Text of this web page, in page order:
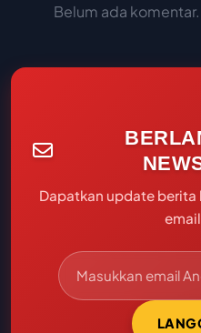
Belum ada
Dapatkan update
email